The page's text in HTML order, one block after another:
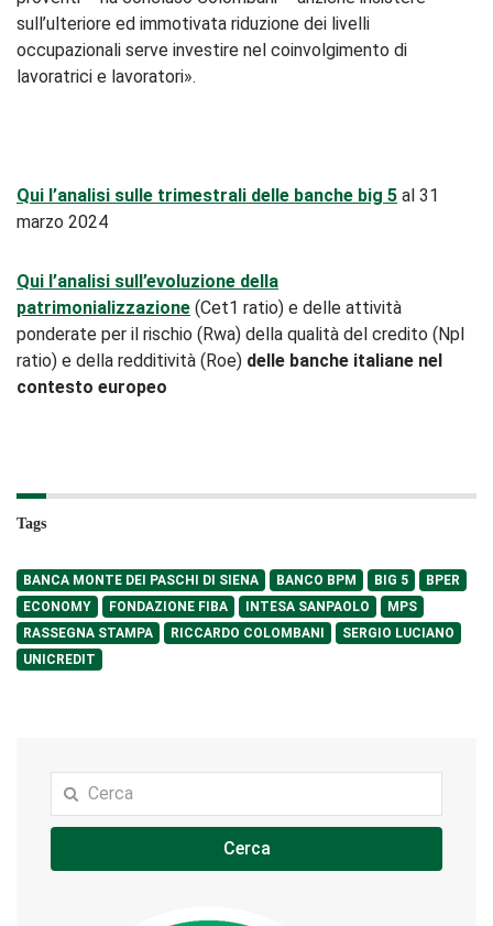
sull’ulteriore ed immotivata riduzione dei livelli
occupazionali serve investire nel coinvolgimento di
lavoratrici e lavoratori».
Qui l’analisi sulle trimestrali delle banche big 5 al 31
marzo 2024
Qui l’analisi sull’evoluzione della
patrimonializzazione (Cet1 ratio) e delle attività
ponderate per il rischio (Rwa) della qualità del credito (Npl
ratio) e della redditività (Roe) delle banche italiane nel
contesto europeo
Tags
BANCA MONTE DEI PASCHI DI SIENA BANCO BPM BIG 5
BPER
ECONOMY
FONDAZIONE FIBA INTESA SANPAOLO
MPS
RASSEGNA STAMPA
RICCARDO COLOMBANI
SERGIO LUCIANO
UNICREDIT
Cerca